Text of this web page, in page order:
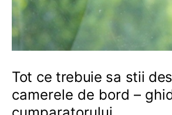
Tot ce trebuie sa stii
camerele de bord –